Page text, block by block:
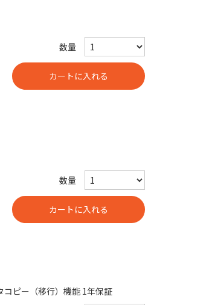
数量
数量
コピー（移行）機能 1年保証